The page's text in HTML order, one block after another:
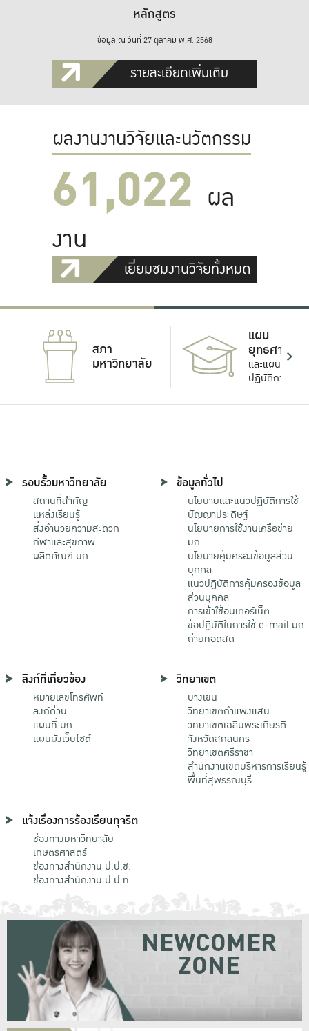
หลักสูตร
ข้อมูล ณ วันที่ 27 ตุลาคม พ.ศ. 2568
รายละเอียดเพิ่มเติม
ผลงานงานวิจัยและนวัตกรรม
61,022 ผล
งาน
เยี่ยมชมงานวิจัยทั้งหมด
สภา
มหาวิทยาลัย
แผน
ยุทธศาสตร์
และแผน
ปฏิบัติการ
รอบรั้วมหาวิทยาลัย
สถานที่สำคัญ
แหล่งเรียนรู้
สิ่งอำนวยความสะดวก
กีฬาและสุขภาพ
ผลิตภัณฑ์ มก.
ข้อมูลทั่วไป
นโยบายและแนวปฏิบัติการใช้
ปัญญาประดิษฐ์
นโยบายการใช้งานเครือข่าย
มก.
นโยบายคุ้มครองข้อมูลส่วน
บุคคล
แนวปฏิบัติการคุ้มครองข้อมูล
ส่วนบุคคล
การเข้าใช้อินเตอร์เน็ต
ข้อปฏิบัติในการใช้ e-mail มก.
ถ่ายทอดสด
ลิงก์ที่เกี่ยวข้อง
หมายเลขโทรศัพท์
ลิงก์ด่วน
แผนที่ มก.
แผนผังเว็บไซต์
วิทยาเขต
บางเขน
วิทยาเขตกําแพงแสน
วิทยาเขตเฉลิมพระเกียรติ
จังหวัดสกลนคร
วิทยาเขตศรีราชา
สำนักงานเขตบริหารการเรียนรู้
พื้นที่สุพรรณบุรี
แจ้งเรื่องการร้องเรียนทุจริต
ช่องทางมหาวิทยาลัย
เกษตรศาสตร์
ช่องทางสำนักงาน ป.ป.ช.
ช่องทางสำนักงาน ป.ป.ท.
NEWCOMER
ZONE